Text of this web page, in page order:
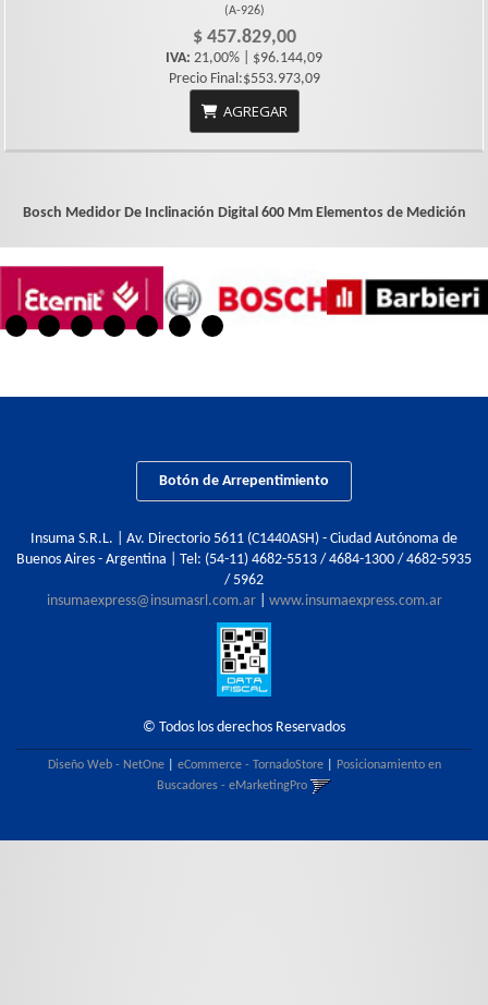
(A-926)
$ 457.829,00
IVA: 21,00% | $96.144,09
Precio Final:$553.973,09
AGREGAR
Bosch Medidor De Inclinación Digital 600 Mm Elementos de Medición
Botón de Arrepentimiento
Insuma S.R.L. | Av. Directorio 5611 (C1440ASH) - Ciudad Autónoma de
Buenos Aires - Argentina | Tel: (54-11) 4682-5513 / 4684-1300 / 4682-5935
/ 5962
insumaexpress@insumasrl.com.ar| www.insumaexpress.com.ar
© Todos los derechos Reservados
Diseño Web - NetOne| eCommerce - TornadoStore|
Posicionamiento en
Buscadores - eMarketingPro